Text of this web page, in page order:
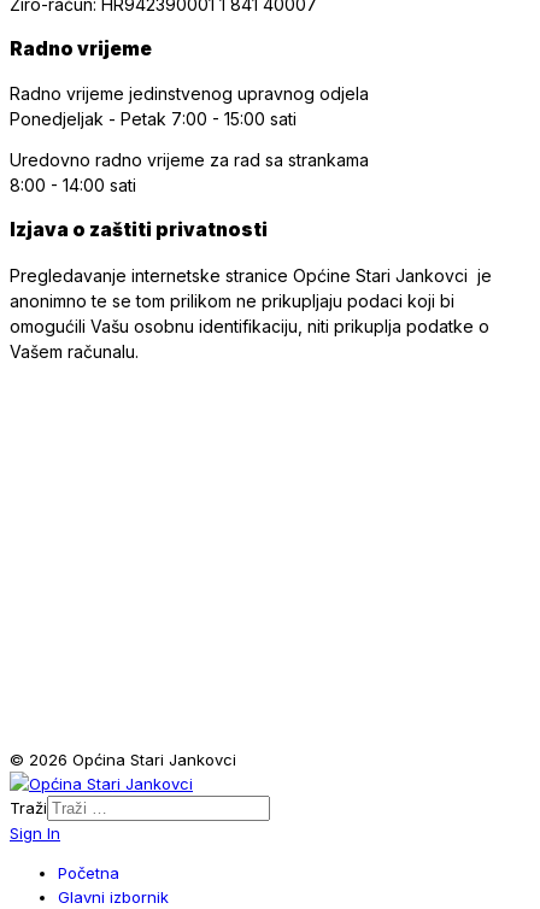
Radno vrijeme
Radno vrijeme jedinstvenog upravnog odjela
Ponedjeljak - Petak 7:00 - 15:00 sati
Uredovno radno vrijeme za rad sa strankama
8:00 - 14:00 sati
Izjava o zaštiti privatnosti
Pregledavanje internetske stranice Općine Stari Jankovci je
anonimno te se tom prilikom ne prikupljaju podaci koji bi
omogućili Vašu osobnu identifikaciju, niti prikuplja podatke o
Vašem računalu.
© 2026 Općina Stari Jankovci
Traži
Sign In
Početna
Glavni izbornik